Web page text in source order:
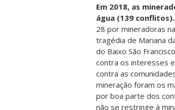
Em 2018, as
água (139 conflitos).
28 por mineradoras
tragédia de Mariana
do Baixo São
contra os interesses
contra as
mineração foram os
por boa parte dos
não se restringe à